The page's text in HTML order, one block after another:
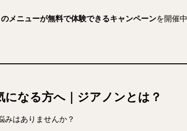
メニューが無料で体験できるキャンペーンを開催中
なる方へ｜ジアノンとは？
みはありませんか？